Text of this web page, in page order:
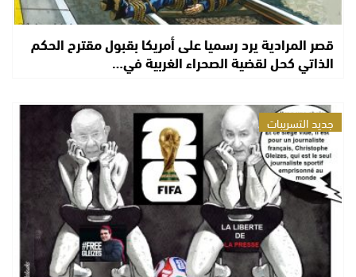
قصر المرادية يرد رسميا على أمريكا بقبول مقترح الحكم
الذاتي كحل لقضية الصحراء الغربية في…
جديد التسريبات